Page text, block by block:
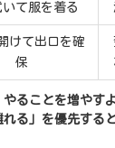
て服を着る
けて出口を確
保
やることを増やす
れる」を優先する